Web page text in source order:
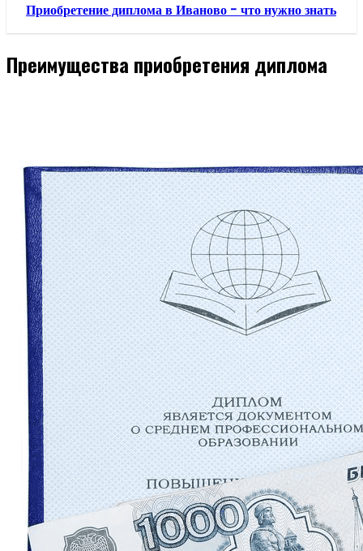
Приобретение диплома в Иваново - что нужно знать
Преимущества приобретения диплома